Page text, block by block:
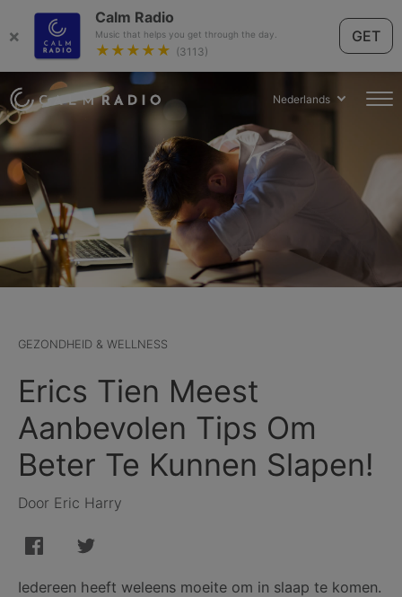
×
Calm Radio
Music that helps you get through the day.
★★★★★ (3113)
GET
Nederlands
GEZONDHEID & WELLNESS
Erics Tien Meest
Aanbevolen Tips Om
Beter Te Kunnen Slapen!
Door Eric Harry
Iedereen heeft weleens moeite om in slaap te komen.